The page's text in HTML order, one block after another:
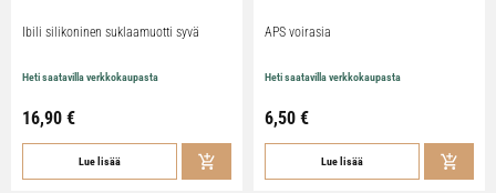
Ibili silikoninen suklaamuotti syvä
Heti saatavilla verkkokaupasta
16,90 €
Lue lisää
APS voirasia
Heti saatavilla verkkokaupasta
6,50 €
Lue lisää